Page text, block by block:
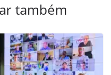
também